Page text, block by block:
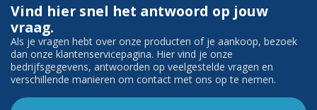
Vind hier snel het antwoord op jouw
vraag.
Als je vragen hebt over onze producten of je aankoop, bezoek
dan onze klantenservicepagina. Hier vind je onze
bedrijfsgegevens, antwoorden op veelgestelde vragen en
verschillende manieren om contact met ons op te nemen.